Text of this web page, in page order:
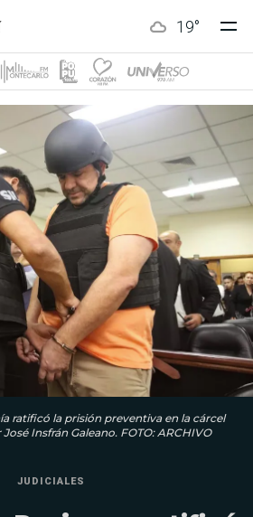
19°
ratificó la prisión preventiva en la cárcel
Insfrán Galeano. FOTO: ARCHIVO
JUDICIALES